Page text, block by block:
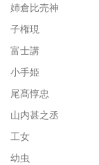
姉倉比売神
子権現
富士講
小手姫
尾髙惇忠
山内甚之丞
工女
幼虫